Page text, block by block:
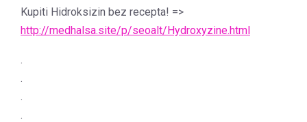
Kupiti Hidroksizin bez recepta! =>
http://medhalsa.site/p/seoalt/Hydroxyzine.html
.
.
.
.